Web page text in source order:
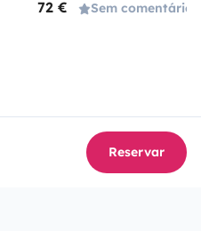
72 € Sem comentários
Reservar